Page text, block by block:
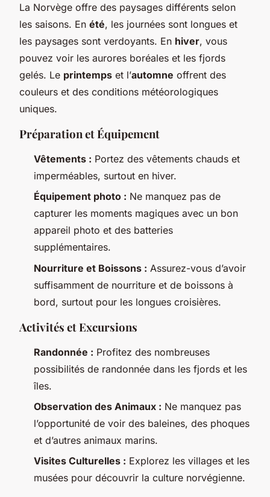
La Norvège offre des paysages différents selon
les saisons. En été, les journées sont longues et
les paysages sont verdoyants. En hiver, vous
pouvez voir les aurores boréales et les fjords
gelés. Le printemps et l’automne offrent des
couleurs et des conditions météorologiques
uniques.
Préparation et Équipement
Vêtements : Portez des vêtements chauds et
imperméables, surtout en hiver.
Équipement photo : Ne manquez pas de
capturer les moments magiques avec un bon
appareil photo et des batteries
supplémentaires.
Nourriture et Boissons : Assurez-vous d’avoir
suffisamment de nourriture et de boissons à
bord, surtout pour les longues croisières.
Activités et Excursions
Randonnée : Profitez des nombreuses
possibilités de randonnée dans les fjords et les
îles.
Observation des Animaux : Ne manquez pas
l’opportunité de voir des baleines, des phoques
et d’autres animaux marins.
Visites Culturelles : Explorez les villages et les
musées pour découvrir la culture norvégienne.